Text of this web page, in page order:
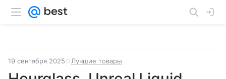
19 сентября 2025 Лучшие товары